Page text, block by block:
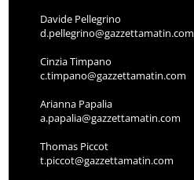
Davide Pellegrino
d.pellegrino@gazzettamatin.com
Cinzia Timpano
c.timpano@gazzettamatin.com
Arianna Papalia
a.papalia@gazzettamatin.com
Thomas Piccot
t.piccot@gazzettamatin.com